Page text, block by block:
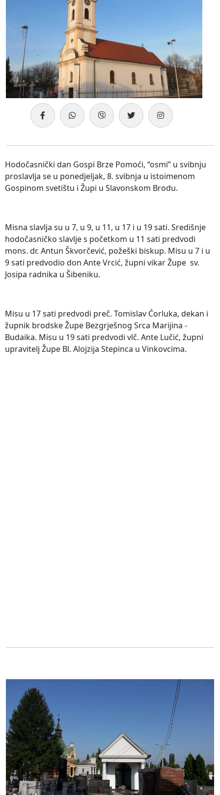
Hodočasnički dan Gospi Brze Pomoći, “osmi” u svibnju
proslavlja se u ponedjeljak, 8. svibnja u istoimenom
Gospinom svetištu i Župi u Slavonskom Brodu.
Misna slavlja su u 7, u 9, u 11, u 17 i u 19 sati. Središnje
hodočasničko slavlje s početkom u 11 sati predvodi
mons. dr. Antun Škvorčević, požeški biskup. Misu u 7 i u
9 sati predvodio don Ante Vrcić, župni vikar Župe sv.
Josipa radnika u Šibeniku.
Misu u 17 sati predvodi preč. Tomislav Ćorluka, dekan i
župnik brodske Župe Bezgrješnog Srca Marijina -
Budaika. Misu u 19 sati predvodi vlč. Ante Lučić, župni
upravitelj Župe Bl. Alojzija Stepinca u Vinkovcima.